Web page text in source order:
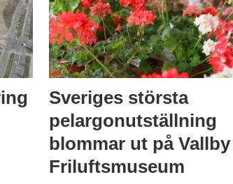
Sveriges största
pelargonutställning
blommar ut på Vallby
Friluftsmuseum